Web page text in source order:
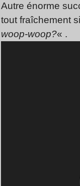
Autre énorme
tout fraîchement
woop-woop?« .